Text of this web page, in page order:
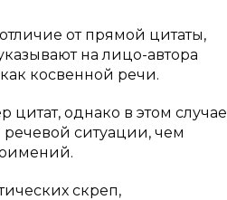
от прямой цитаты,
на лицо-автора
косвенной речи.
цитат, однако в этом случае
речевой ситуации, чем
скреп,